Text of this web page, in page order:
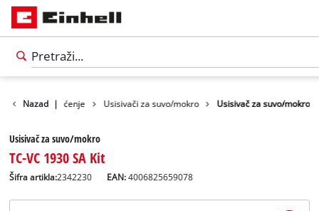
Nazad |
Uređaji za čišćenje Usisivači za suvo/mokro Usisivač za suvo/mokro
Usisivač za suvo/mokro
TC-VC 1930 SA Kit
Šifra artikla:2342230 EAN:4006825659078